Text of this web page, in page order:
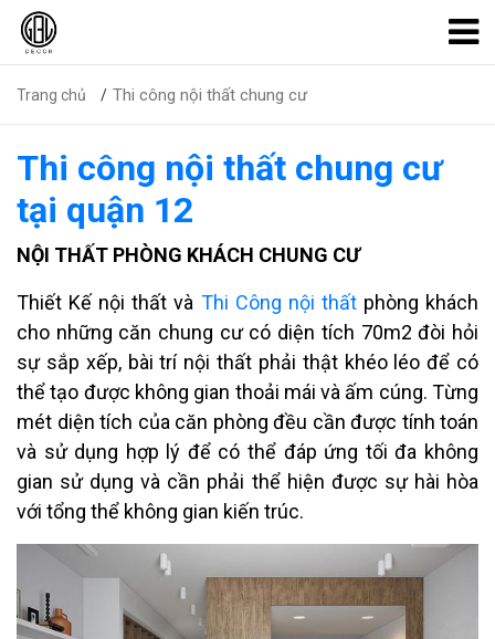
Trang chủ Thi công nội thất chung cư
Thi công nội thất chung cư
tại quận 12
NỘI THẤT PHÒNG KHÁCH CHUNG CƯ
Thiết Kế nội thất và Thi Công nội thấtphòng khách
cho những căn chung cư có diện tích 70m2 đòi hỏi
sự sắp xếp, bài trí nội thất phải thật khéo léo để có
thể tạo được không gian thoải mái và ấm cúng. Từng
mét diện tích của căn phòng đều cần được tính toán
và sử dụng hợp lý để có thể đáp ứng tối đa không
gian sử dụng và cần phải thể hiện được sự hài hòa
với tổng thể không gian kiến trúc.